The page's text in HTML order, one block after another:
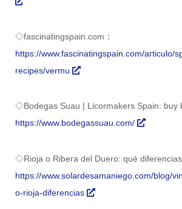
◇fascinatingspain.com：
https://www.fascinatingspain.com/articulo/
recipes/vermu
◇Bodegas Suau | Licormakers Spain: buy
https://www.bodegassuau.com/
◇Rioja o Ribera del Duero: qué diferencias
https://www.solardesamaniego.com/blog/
o-rioja-diferencias